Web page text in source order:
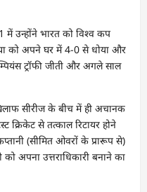
में उन्होंने भारत को विश्व कप
को अपने घर में 4-0 से धोया और
ट्रॉफी जीती और अगले साल
सीरीज के बीच में ही अचानक
क्रिकेट से तत्काल रिटायर होने
(सीमित ओवरों के प्रारूप से)
अपना उत्तराधिकारी बनाने का